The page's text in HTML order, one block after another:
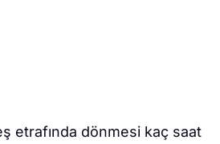
etrafında dönmesi kaç saat